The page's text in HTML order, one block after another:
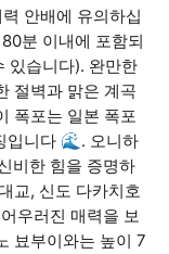
안배에 유의하십
분 이내에 포함되
있습니다). 완만한
절벽과 맑은 계곡
폭포는 일본 폭포
입니다 🌊. 오니하
비한 힘을 증명하
교, 신도 다카치호
우러진 매력을 보
뵤부이와는 높이 7